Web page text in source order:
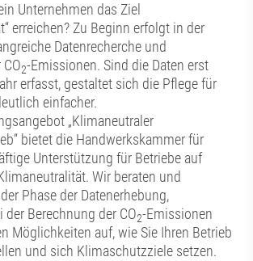
Unternehmen das Ziel
erreichen? Zu Beginn erfolgt in der
Datenrecherche und
2-Emissionen. Sind die Daten erst
erfasst, gestaltet sich die Pflege für
einfacher.
„Klimaneutraler
bietet die Handwerkskammer für
Unterstützung für Betriebe auf
Wir beraten und
Phase der Datenerhebung,
Berechnung der CO2-Emissionen
Möglichkeiten auf, wie Sie Ihren Betrieb
und sich Klimaschutzziele setzen.